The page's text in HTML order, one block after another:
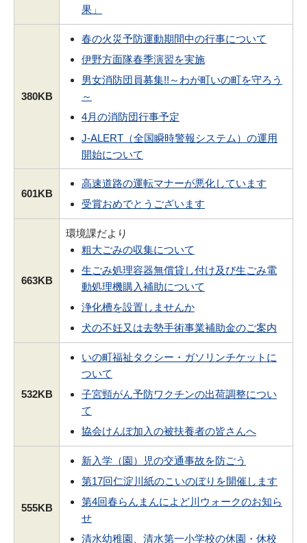
果」
380KB
春の火災予防運動期間中の行事について
伊野方面隊春季演習を実施
男女消防団員募集!!～わが町いの町を守ろう
～
4月の消防団行事予定
J-ALERT（全国瞬時警報システム）の運用
開始について
601KB
高速道路の運転マナーが悪化しています
受賞おめでとうございます
663KB
環境課だより
粗大ごみの収集について
生ごみ処理容器無償貸し付け及び生ごみ電
動処理機購入補助について
浄化槽を設置しませんか
犬の不妊又は去勢手術事業補助金のご案内
532KB
いの町福祉タクシー・ガソリンチケットに
ついて
子宮頸がん予防ワクチンの出荷調整につい
て
協会けんぽ加入の被扶養者の皆さんへ
555KB
新入学（園）児の交通事故を防ごう
第17回仁淀川紙のこいのぼりを開催します
第4回春らんまんによど川ウォークのお知ら
せ
清水幼稚園、清水第一小学校の休園・休校